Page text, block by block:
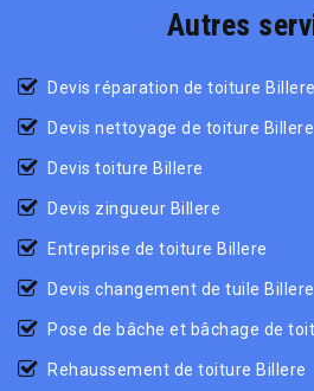
Autres
Devis réparation de toiture
Devis nettoyage de toiture Billere
Devis toiture Billere
Devis zingueur Billere
Entreprise de toiture Billere
Devis changement de tuile Billere
Pose de bâche et bâchage de
Rehaussement de toiture Billere